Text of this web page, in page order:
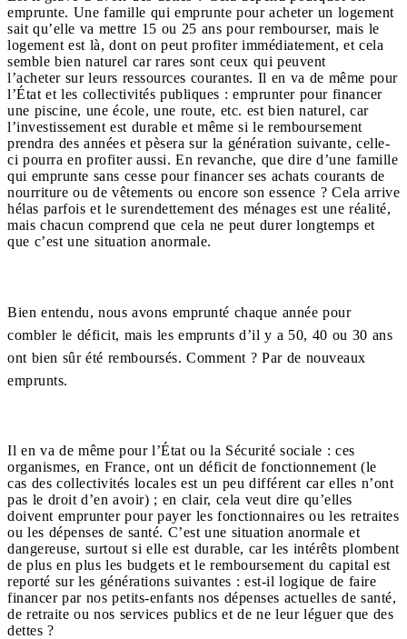
emprunte. Une famille qui emprunte pour acheter un logement
sait qu’elle va mettre 15 ou 25 ans pour rembourser, mais le
logement est là, dont on peut profiter immédiatement, et cela
semble bien naturel car rares sont ceux qui peuvent
l’acheter sur leurs ressources courantes. Il en va de même pour
l’État et les collectivités publiques : emprunter pour financer
une piscine, une école, une route, etc. est bien naturel, car
l’investissement est durable et même si le remboursement
prendra des années et pèsera sur la génération suivante, celle-
ci pourra en profiter aussi. En revanche, que dire d’une famille
qui emprunte sans cesse pour financer ses achats courants de
nourriture ou de vêtements ou encore son essence ? Cela arrive
hélas parfois et le surendettement des ménages est une réalité,
mais chacun comprend que cela ne peut durer longtemps et
que c’est une situation anormale.
Bien entendu, nous avons emprunté chaque année pour
combler le déficit, mais les emprunts d’il y a 50, 40 ou 30 ans
ont bien sûr été remboursés. Comment ? Par de nouveaux
emprunts.
Il en va de même pour l’État ou la Sécurité sociale : ces
organismes, en France, ont un déficit de fonctionnement (le
cas des collectivités locales est un peu différent car elles n’ont
pas le droit d’en avoir) ; en clair, cela veut dire qu’elles
doivent emprunter pour payer les fonctionnaires ou les retraites
ou les dépenses de santé. C’est une situation anormale et
dangereuse, surtout si elle est durable, car les intérêts plombent
de plus en plus les budgets et le remboursement du capital est
reporté sur les générations suivantes : est-il logique de faire
financer par nos petits-enfants nos dépenses actuelles de santé,
de retraite ou nos services publics et de ne leur léguer que des
dettes ?